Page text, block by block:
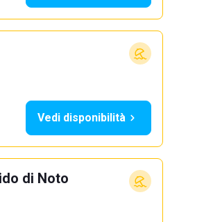
Vedi disponibilità
di Noto